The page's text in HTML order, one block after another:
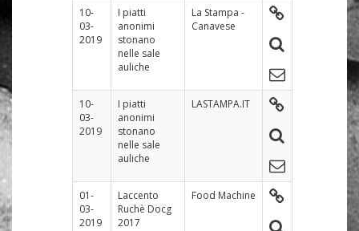
10-
03-
2019
I piatti
anonimi
stonano
nelle sale
auliche
La Stampa -
Canavese
10-
03-
2019
I piatti
anonimi
stonano
nelle sale
auliche
LASTAMPA.IT
01-
03-
2019
Laccento
Ruchè Docg
2017
Food Machine